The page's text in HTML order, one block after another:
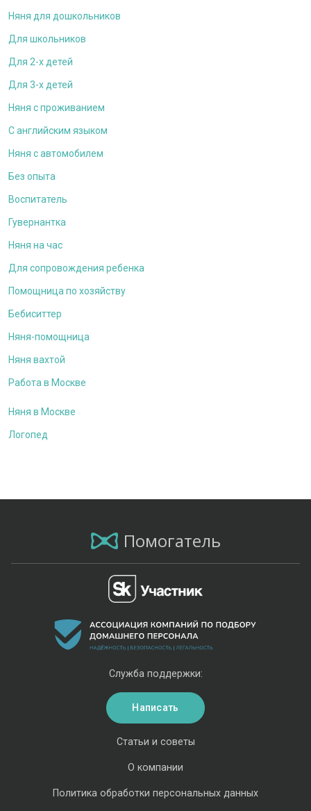
Няня для дошкольников
Для школьников
Для 2-х детей
Для 3-х детей
Няня с проживанием
С английским языком
Няня с автомобилем
Без опыта
Воспитатель
Гувернантка
Няня на час
Для сопровождения ребенка
Помощница по хозяйству
Бебиситтер
Няня-помощница
Няня вахтой
Работа в Москве
Няня в Москве
Логопед
Помогатель
Статьи и советы
О компании
Политика обработки персональных данных
Служба поддержки:
Написать